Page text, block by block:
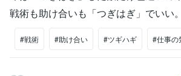
戦術も助け合いも「つぎはぎ」でいい。
#戦術 #助け合い #ツギハギ #仕事の